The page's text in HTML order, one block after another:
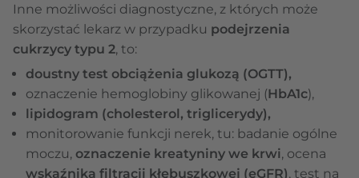
Inne możliwości diagnostyczne, z których może
skorzystać lekarz w przypadku podejrzenia
cukrzycy typu 2, to:
doustny test obciążenia glukozą (OGTT),
oznaczenie hemoglobiny glikowanej (HbA1c),
lipidogram (cholesterol, triglicerydy),
monitorowanie funkcji nerek, tu: badanie ogólne
moczu, oznaczenie kreatyniny we krwi, ocena
wskaźnika filtracji kłębuszkowej (eGFR), test na